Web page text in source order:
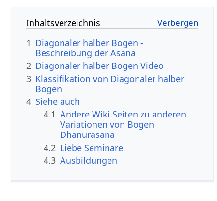
Inhaltsverzeichnis
1 Diagonaler halber Bogen -
Beschreibung der Asana
2 Diagonaler halber Bogen Video
3 Klassifikation von Diagonaler halber
Bogen
4 Siehe auch
4.1 Andere Wiki Seiten zu anderen
Variationen von Bogen
Dhanurasana
4.2 Liebe Seminare
4.3 Ausbildungen